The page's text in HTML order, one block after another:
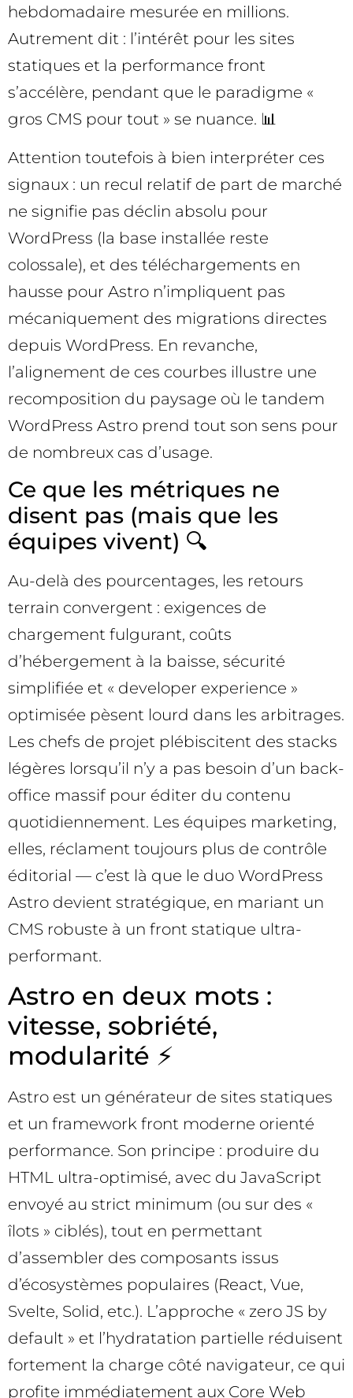
hebdomadaire mesurée en millions.
Autrement dit : l’intérêt pour les sites
statiques et la performance front
s’accélère, pendant que le paradigme «
gros CMS pour tout » se nuance. 📊
Attention toutefois à bien interpréter ces
signaux : un recul relatif de part de marché
ne signifie pas déclin absolu pour
WordPress (la base installée reste
colossale), et des téléchargements en
hausse pour Astro n’impliquent pas
mécaniquement des migrations directes
depuis WordPress. En revanche,
l’alignement de ces courbes illustre une
recomposition du paysage où le tandem
WordPress Astro prend tout son sens pour
de nombreux cas d’usage.
Ce que les métriques ne
disent pas (mais que les
équipes vivent) 🔍
Au-delà des pourcentages, les retours
terrain convergent : exigences de
chargement fulgurant, coûts
d’hébergement à la baisse, sécurité
simplifiée et « developer experience »
optimisée pèsent lourd dans les arbitrages.
Les chefs de projet plébiscitent des stacks
légères lorsqu’il n’y a pas besoin d’un back-
office massif pour éditer du contenu
quotidiennement. Les équipes marketing,
elles, réclament toujours plus de contrôle
éditorial — c’est là que le duo WordPress
Astro devient stratégique, en mariant un
CMS robuste à un front statique ultra-
performant.
Astro en deux mots :
vitesse, sobriété,
modularité ⚡
Astro est un générateur de sites statiques
et un framework front moderne orienté
performance. Son principe : produire du
HTML ultra-optimisé, avec du JavaScript
envoyé au strict minimum (ou sur des «
îlots » ciblés), tout en permettant
d’assembler des composants issus
d’écosystèmes populaires (React, Vue,
Svelte, Solid, etc.). L’approche « zero JS by
default » et l’hydratation partielle réduisent
fortement la charge côté navigateur, ce qui
profite immédiatement aux Core Web